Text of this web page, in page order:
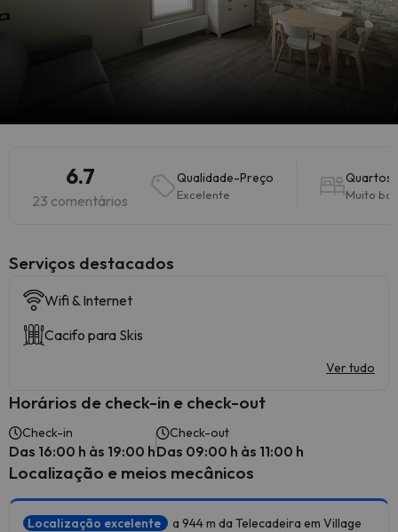
6.7
23 comentários
Qualidade-Preço
Excelente
Quartos
Muito
Serviços destacados
Wifi & Internet
Cacifo para Skis
Ver tudo
Horários de check-in e check-out
Check-in
Das 16:00 h às 19:00 h
Check-out
Das 09:00 h às 11:00 h
Localização e meios mecânicos
Localização excelente
a 944 m da Telecadeira em Village